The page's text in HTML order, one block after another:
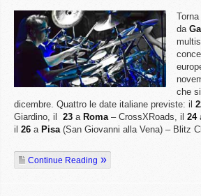
da
che
dicembre. Quattro le date italiane previste: il
Giardino, il 23 a Roma – CrossXRoads, il 24
il 26 a Pisa(San Giovanni alla Vena) – Blitz
Continue Reading